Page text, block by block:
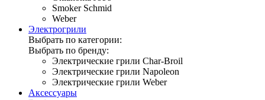
Smoker Schmid
Weber
Электрогрили
Выбрать по категории:
Выбрать по бренду:
Электрические грили Char-Broil
Электрические грили Napoleon
Электрические грили Weber
Аксессуары